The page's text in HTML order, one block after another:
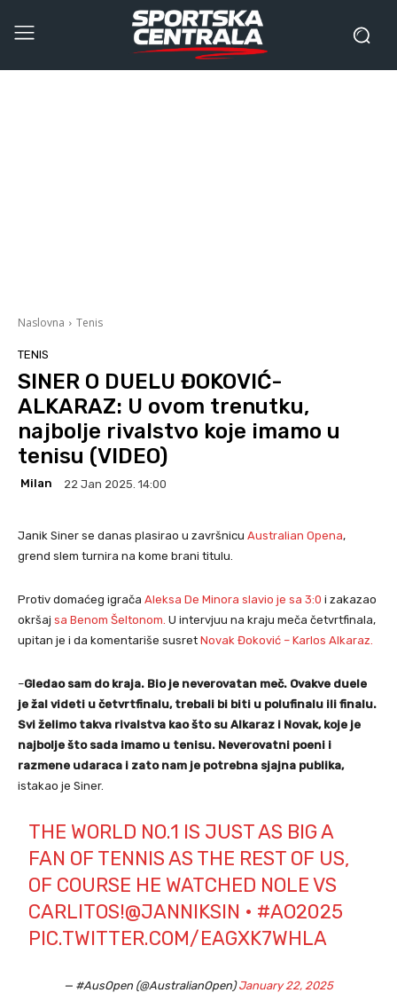
Naslovna Tenis
TENIS
SINER O DUELU ĐOKOVIĆ-
ALKARAZ: U ovom trenutku,
najbolje rivalstvo koje imamo u
tenisu (VIDEO)
Milan 22 Jan 2025. 14:00
Janik Siner se danas plasirao u završnicu Australian Opena,
grend slem turnira na kome brani titulu.
Protiv domaćeg igrača Aleksa De Minora slavio je sa 3:0 i zakazao
okršaj sa Benom Šeltonom. U intervjuu na kraju meča četvrtfinala,
upitan je i da komentariše susret Novak Đoković – Karlos Alkaraz.
–Gledao sam do kraja. Bio je neverovatan meč. Ovakve duele
je žal videti u četvrtfinalu, trebali bi biti u polufinalu ili finalu.
Svi želimo takva rivalstva kao što su Alkaraz i Novak, koje je
najbolje što sada imamo u tenisu. Neverovatni poeni i
razmene udaraca i zato nam je potrebna sjajna publika,
istakao je Siner.
THE WORLD NO.1 IS JUST AS BIG A
FAN OF TENNIS AS THE REST OF US,
OF COURSE HE WATCHED NOLE VS
CARLITOS!@JANNIKSIN • #AO2025
PIC.TWITTER.COM/EAGXK7WHLA
— #AusOpen (@AustralianOpen)January 22, 2025